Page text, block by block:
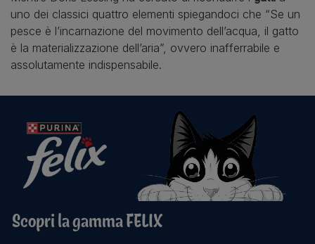
uno dei classici quattro elementi spiegandoci che “Se un
pesce è l’incarnazione del movimento dell’acqua, il gatto
è la materializzazione dell’aria”, ovvero inafferrabile e
assolutamente indispensabile.
Scopri la gamma FELIX